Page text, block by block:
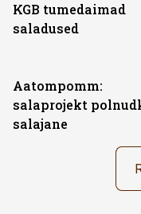
KGB tumedaimad
saladused
Aatompomm:
salaprojekt
salajane